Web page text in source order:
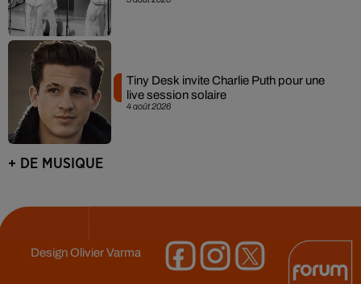
4 août 2026
Tiny Desk invite Charlie Puth pour une
live session solaire
+ DE MUSIQUE
DesignOlivier Varma